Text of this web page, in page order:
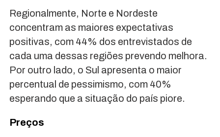
Regionalmente, Norte e Nordeste
concentram as maiores expectativas
positivas, com 44% dos entrevistados de
cada uma dessas regiões prevendo melhora.
Por outro lado, o Sul apresenta o maior
percentual de pessimismo, com 40%
esperando que a situação do país piore.
Preços